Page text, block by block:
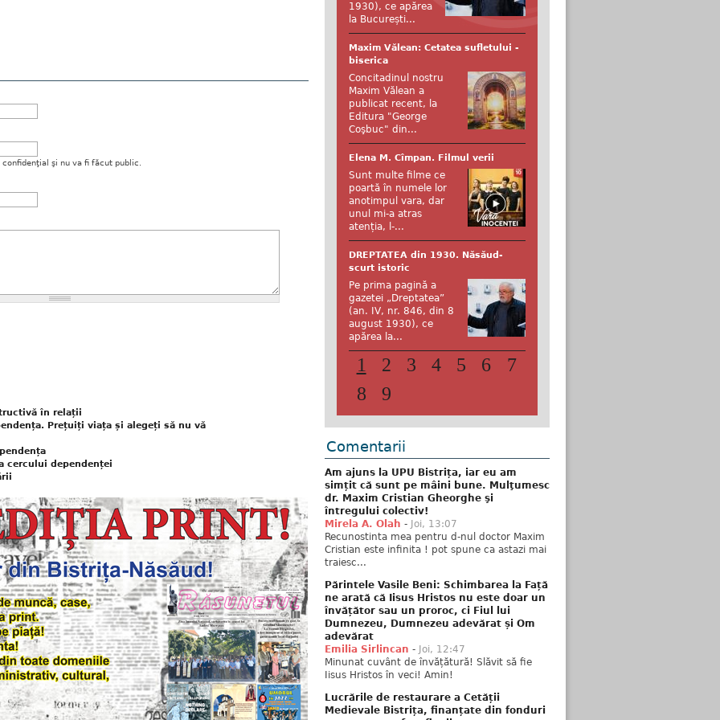
şi nu va fi făcut public.
în relații
Prețuiți viața și alegeți să nu vă
cercului dependenței
1930), ce apărea
la București...
Maxim Vălean: Cetatea sufletului -
biserica
Concitadinul nostru
Maxim Vălean a
publicat recent, la
Editura "George
Coşbuc" din...
Elena M. Cîmpan. Filmul verii
Sunt multe filme ce
poartă în numele lor
anotimpul vara, dar
unul mi-a atras
atenția, l-...
DREPTATEA din 1930. Năsăud-
scurt istoric
Pe prima pagină a
gazetei „Dreptatea”
(an. IV, nr. 846, din 8
august 1930), ce
apărea la...
1 2 3 4 5 6
7
8
9
Comentarii
Am ajuns la UPU Bistrița, iar eu am
simțit că sunt pe mâini bune. Mulţumesc
dr. Maxim Cristian Gheorghe şi
întregului colectiv!
Mirela A. Olah - Joi, 13:07
Recunostinta mea pentru d-nul doctor Maxim
Cristian este infinita ! pot spune ca astazi mai
traiesc...
Părintele Vasile Beni: Schimbarea la Față
ne arată că Iisus Hristos nu este doar un
învățător sau un proroc, ci Fiul lui
Dumnezeu, Dumnezeu adevărat și Om
adevărat
Emilia Sirlincan - Joi, 12:47
Minunat cuvânt de învățătură! Slăvit să fie
Iisus Hristos în veci! Amin!
Lucrările de restaurare a Cetății
Medievale Bistrița, finanțate din fonduri